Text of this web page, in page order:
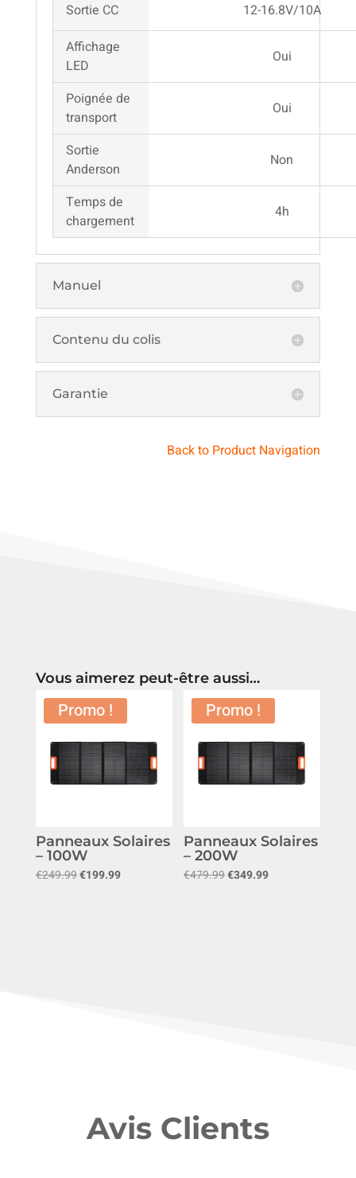
Sortie CC
12-16.8V/10A
Affichage
LED
Oui
Poignée de
transport
Oui
Sortie
Anderson
Non
Temps de
chargement
4h
Manuel
Contenu du colis
Garantie
Back to Product Navigation
Vous aimerez peut-être aussi…
Promo !
Panneaux Solaires
– 100W
€249.99Le
€199.99Le
Promo !
Panneaux Solaires
– 200W
€479.99Le
€349.99Le
Avis Clients